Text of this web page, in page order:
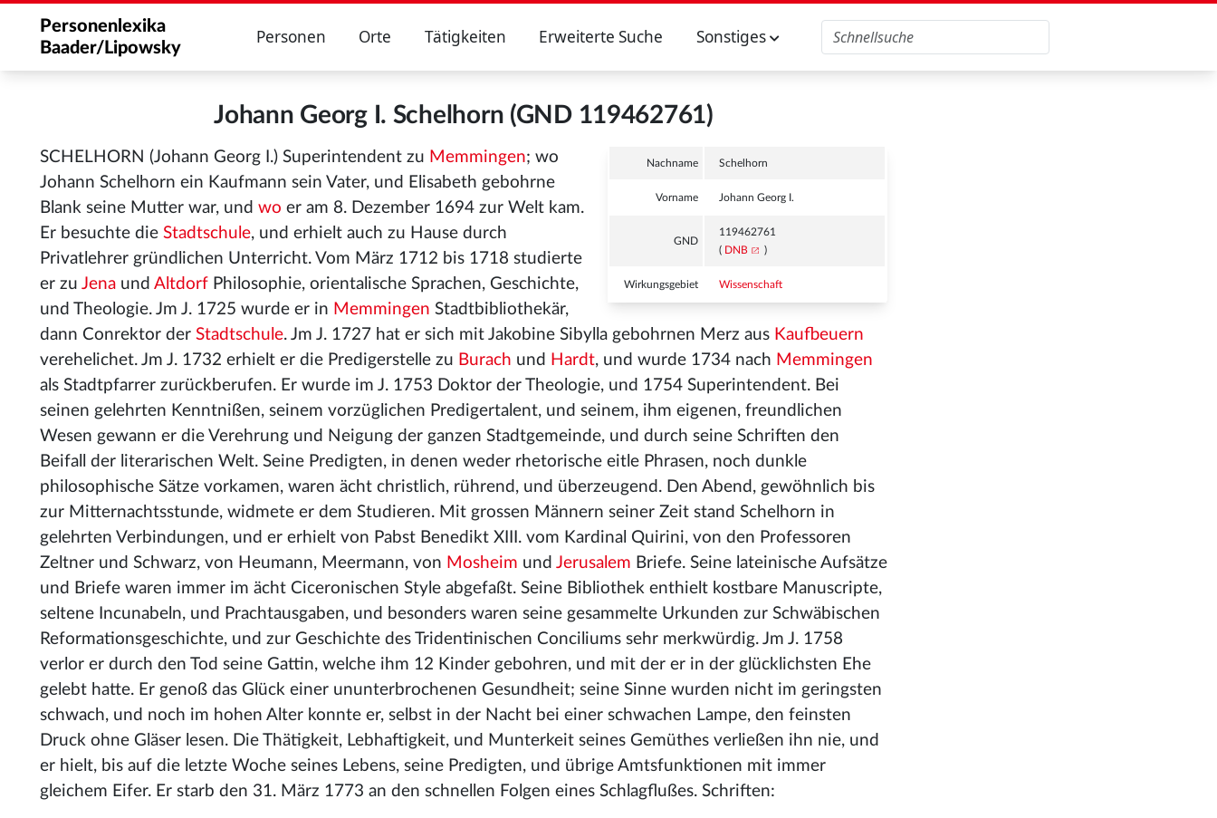
Personenlexika
Baader/Lipowsky
Personen Orte Tätigkeiten Erweiterte Suche Sonstiges
Johann Georg I. Schelhorn (GND 119462761)
Nachname Schelhorn
Vorname Johann Georg I.
GND
119462761
( DNB )
Wirkungsgebiet Wissenschaft
SCHELHORN (Johann Georg I.) Superintendent zu Memmingen; wo
Johann Schelhorn ein Kaufmann sein Vater, und Elisabeth gebohrne
Blank seine Mutter war, und wo er am 8. Dezember 1694 zur Welt kam.
Er besuchte die Stadtschule, und erhielt auch zu Hause durch
Privatlehrer gründlichen Unterricht. Vom März 1712 bis 1718 studierte
er zu Jena und Altdorf Philosophie, orientalische Sprachen, Geschichte,
und Theologie. Jm J. 1725 wurde er in Memmingen Stadtbibliothekär,
dann Conrektor der Stadtschule. Jm J. 1727 hat er sich mit Jakobine Sibylla gebohrnen Merz aus Kaufbeuern
verehelichet. Jm J. 1732 erhielt er die Predigerstelle zu Burach und Hardt, und wurde 1734 nach Memmingen
als Stadtpfarrer zurückberufen. Er wurde im J. 1753 Doktor der Theologie, und 1754 Superintendent. Bei
seinen gelehrten Kenntnißen, seinem vorzüglichen Predigertalent, und seinem, ihm eigenen, freundlichen
Wesen gewann er die Verehrung und Neigung der ganzen Stadtgemeinde, und durch seine Schriften den
Beifall der literarischen Welt. Seine Predigten, in denen weder rhetorische eitle Phrasen, noch dunkle
philosophische Sätze vorkamen, waren ächt christlich, rührend, und überzeugend. Den Abend, gewöhnlich bis
zur Mitternachtsstunde, widmete er dem Studieren. Mit grossen Männern seiner Zeit stand Schelhorn in
gelehrten Verbindungen, und er erhielt von Pabst Benedikt XIII. vom Kardinal Quirini, von den Professoren
Zeltner und Schwarz, von Heumann, Meermann, von Mosheim und Jerusalem Briefe. Seine lateinische Aufsätze
und Briefe waren immer im ächt Ciceronischen Style abgefaßt. Seine Bibliothek enthielt kostbare Manuscripte,
seltene Incunabeln, und Prachtausgaben, und besonders waren seine gesammelte Urkunden zur Schwäbischen
Reformationsgeschichte, und zur Geschichte des Tridentinischen Conciliums sehr merkwürdig. Jm J. 1758
verlor er durch den Tod seine Gattin, welche ihm 12 Kinder gebohren, und mit der er in der glücklichsten Ehe
gelebt hatte. Er genoß das Glück einer ununterbrochenen Gesundheit; seine Sinne wurden nicht im geringsten
schwach, und noch im hohen Alter konnte er, selbst in der Nacht bei einer schwachen Lampe, den feinsten
Druck ohne Gläser lesen. Die Thätigkeit, Lebhaftigkeit, und Munterkeit seines Gemüthes verließen ihn nie, und
er hielt, bis auf die letzte Woche seines Lebens, seine Predigten, und übrige Amtsfunktionen mit immer
gleichem Eifer. Er starb den 31. März 1773 an den schnellen Folgen eines Schlagflußes. Schriften: